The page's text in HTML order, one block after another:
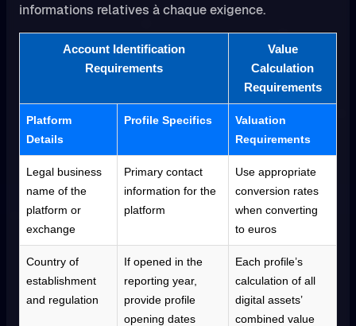
informations relatives à chaque exigence.
Account Identification
Requirements
Value
Calculation
Requirements
Platform
Details
Profile Specifics
Valuation
Requirements
Legal business
name of the
platform or
exchange
Primary contact
information for the
platform
Use appropriate
conversion rates
when converting
to euros
Country of
establishment
and regulation
If opened in the
reporting year,
provide profile
opening dates
Each profile’s
calculation of all
digital assets’
combined value